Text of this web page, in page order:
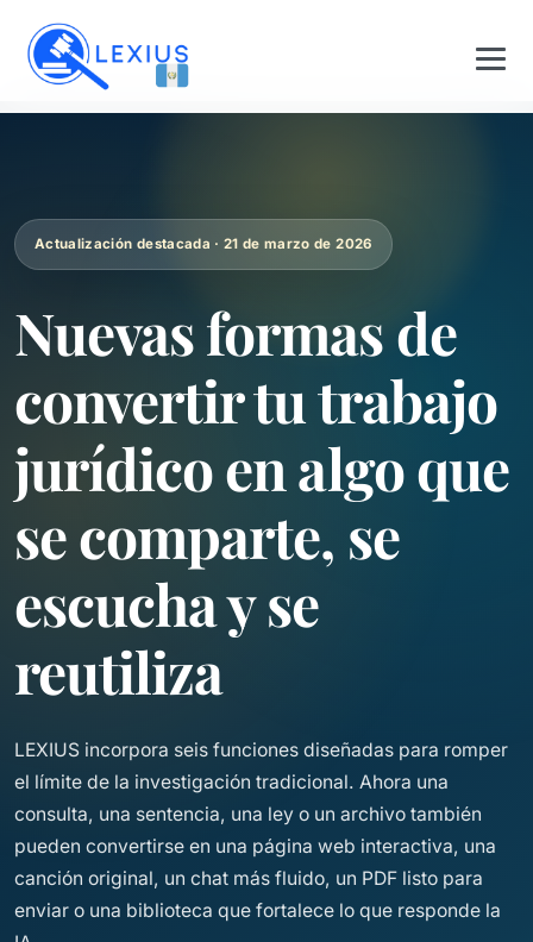
Actualización destacada · 21 de marzo de 2026
Nuevas formas de
convertir tu trabajo
jurídico en algo que
se comparte, se
escucha y se
reutiliza
LEXIUS incorpora seis funciones diseñadas para romper
el límite de la investigación tradicional. Ahora una
consulta, una sentencia, una ley o un archivo también
pueden convertirse en una página web interactiva, una
canción original, un chat más fluido, un PDF listo para
enviar o una biblioteca que fortalece lo que responde la